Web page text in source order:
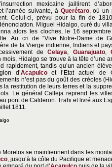
mexicaine jaillirent
l’année suivante, à Querétaro, où un
Celui-ci, prévu pour la fin de
Miguel Hidalgo, curé du
alors les cloches, le 16
Au cri de “Vive Notre-Dame de
de la Vierge indienne, Indiens et
deCelaya, Guanajuato,
mois, Hidalgo se trouve à la tête d’une
rapidement, tandis qu’un ancien
d’Acapulcoet l’Etat actuel de
n’est pas du goût des créoles
la restitution de leurs terres et la
Le général Calleja reprend les
pont de Calderon. Trahi et livré aux
1811.
se maintiennent dans les
, jusqu’à la côte du Pacifique et